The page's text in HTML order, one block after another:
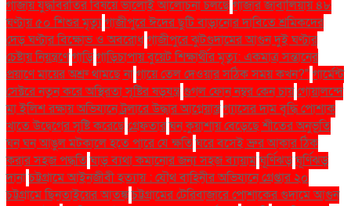
গাজায় যুদ্ধবিরতির বিষয়ে ভালোই আলোচনা চলছেগাজার জাবালিয়ায় ৪৮
ঘণ্টায় ৫০ শিশুর মৃত্যুগাজীপুরে ঈদের ছুটি বাড়ানোর দাবিতে শ্রমিকদের
দেড় ঘণ্টার বিক্ষোভ ও অবরোধগাজীপুরে ঝুটগুদামের আগুন দুই ঘণ্টার
চেষ্টায় নিয়ন্ত্রণেগাড়িগাড়িচাপায় বুয়েট শিক্ষার্থীর মৃত্যু: একমাত্র সন্তানের
প্রয়াণে মায়ের অশ্রু থামছে নাগায়ে তেল দেওয়ার সঠিক সময় কখন?" গার্মেন্ট
সেক্টরে নতুন করে অস্থিরতা সৃষ্টির ষড়যন্ত্রগুগল ফোন নম্বর কেন চায়গোয়ালন্দে
মা ইলিশ রক্ষায় অভিযানে ট্রলারে উদ্ধার আগ্নেয়াস্ত্রগ্যাসের দাম বৃদ্ধি পোশাক
খাতে উদ্বেগের সৃষ্টি করেছেগ্রেফতারঘন কুয়াশায় বেড়েছে শীতের অনুভূতি
ঘন ঘন আঙুল মটকালে হতে পারে যে ক্ষতিঘরে বসেই ভ্রুর আকার ঠিক
করার সহজ পদ্ধতিঘাড় ব্যথা কমানোর জন্য সহজ ব্যায়ামঘূর্ণিঝড়ঘূর্ণিঝড়
দানাচট্টগ্রামে আইনজীবী হত্যায় : যৌথ বাহিনীর অভিযানে গ্রেপ্তার ২০
চট্টগ্রামে ছিনতাইয়ের আতঙ্কচট্টগ্রামের টেরিবাজারে পোশাকের গুদামে আগুন